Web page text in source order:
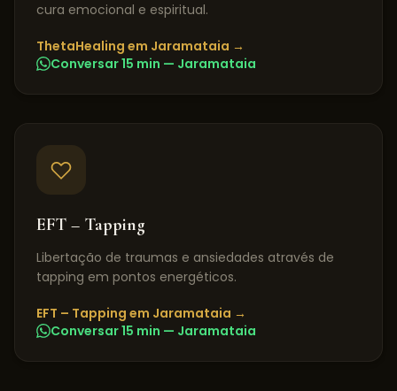
cura emocional e espiritual.
ThetaHealing em Jaramataia →
Conversar 15 min — Jaramataia
EFT – Tapping
Libertação de traumas e ansiedades através de
tapping em pontos energéticos.
EFT – Tapping em Jaramataia →
Conversar 15 min — Jaramataia